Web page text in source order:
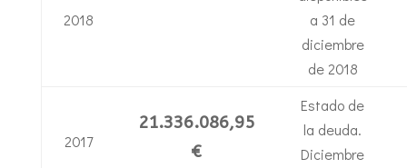
2018
a 31 de
diciembre
de 2018
2017
21.336.086,95
€
Estado de
la deuda.
Diciembre